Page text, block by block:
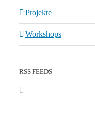
Projekte
Workshops
RSS FEEDS